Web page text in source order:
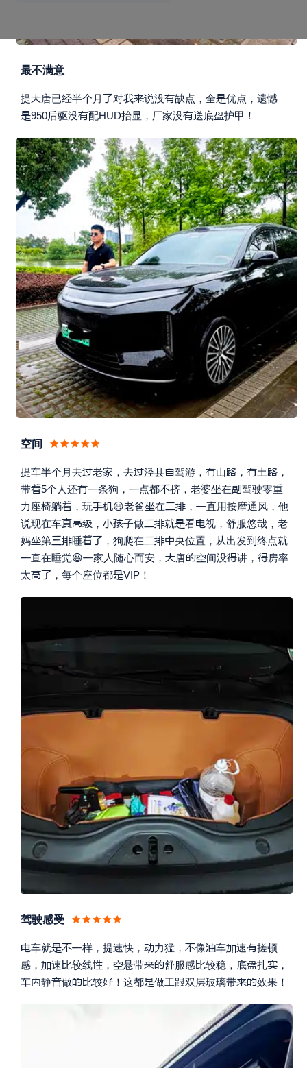
最不满意
提唐已经半个月对我说没缺点，全优点，遗憾
950后驱没配HUD抬显，厂家没送底护甲！
空间
提车半个月去老家，去泾县驾游， 山 ， 土 ，
带5个人还条狗， 点都挤，老婆在驾驶零重
力座椅躺 ，玩😃老爸在 ， 直用按摩通风，他
说现在车 ， 子做就看视，舒服悠哉，老
妈第睡 ，狗爬在央位置，从出发到终点就
直在睡觉😃家人随心而安， 唐间没讲， 房率
太 ，每个座位都VIP！
驾驶感受
车就样，提速快， 力猛， 像车速搓顿
感， 速较线 ， 悬带舒服感较稳，底扎 ，
车静做较 ！ 这都做工跟双层玻璃带效果！